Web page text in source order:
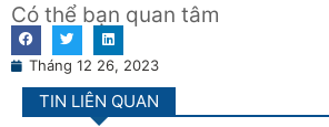
Có thể bạn quan tâm
Tháng 12 26, 2023
TIN LIÊN QUAN